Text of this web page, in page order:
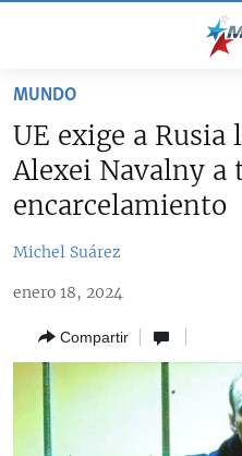
accesibilidad
contenido
principal
navegación
principal
búsqueda
CUBA
SOBRE CUBA
ESTADOS UNIDOS
DEPORTES
ARTE Y ENTRETENIMIENTO
OPINIÓN GRÁFICA
MUNDO
UE exige a Rusia
Alexei Navalny a
encarcelamiento
Michel Suárez
enero 18, 2024
Compartir